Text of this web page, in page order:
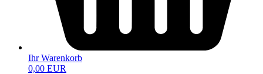
Ihr Warenkorb
0,00 EUR